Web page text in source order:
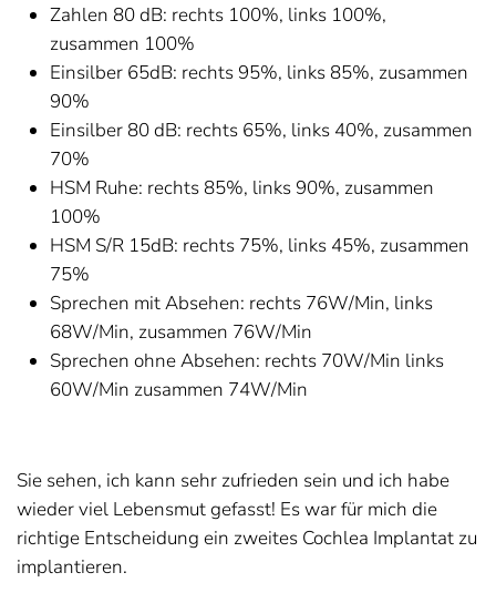
Zahlen 80 dB: rechts 100%, links 100%,
zusammen 100%
Einsilber 65dB: rechts 95%, links 85%, zusammen
90%
Einsilber 80 dB: rechts 65%, links 40%, zusammen
70%
HSM Ruhe: rechts 85%, links 90%, zusammen
100%
HSM S/R 15dB: rechts 75%, links 45%, zusammen
75%
Sprechen mit Absehen: rechts 76W/Min, links
68W/Min, zusammen 76W/Min
Sprechen ohne Absehen: rechts 70W/Min links
60W/Min zusammen 74W/Min
Sie sehen, ich kann sehr zufrieden sein und ich habe
wieder viel Lebensmut gefasst! Es war für mich die
richtige Entscheidung ein zweites Cochlea Implantat zu
implantieren.